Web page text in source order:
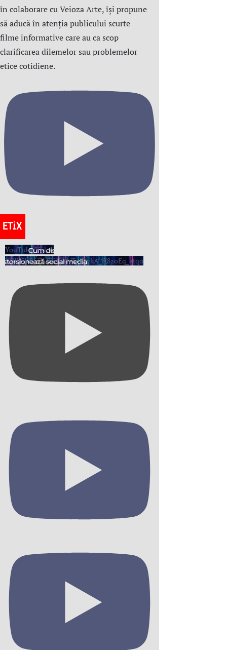
în colaborare cu Veioza Arte, își propune
să aducă în atenția publicului scurte
filme informative care au ca scop
clarificarea dilemelor sau problemelor
etice cotidiene.
YouTube Video
UCIh5KRIiZLE6oSMrTpjDvkA_H8zoEq_atqo